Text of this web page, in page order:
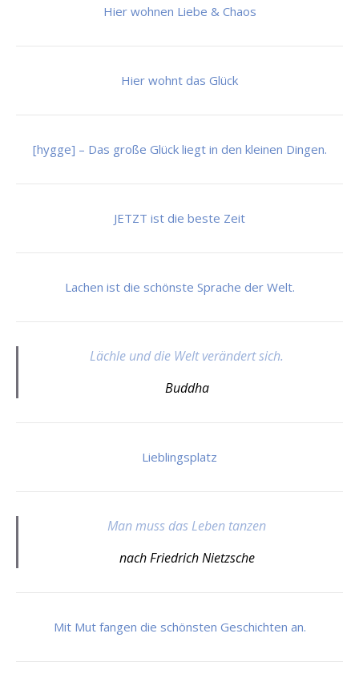
Hier wohnen Liebe & Chaos
Hier wohnt das Glück
[hygge] – Das große Glück liegt in den kleinen Dingen.
JETZT ist die beste Zeit
Lachen ist die schönste Sprache der Welt.
Lächle und die Welt verändert sich.
Buddha
Lieblingsplatz
Man muss das Leben tanzen
nach Friedrich Nietzsche
Mit Mut fangen die schönsten Geschichten an.